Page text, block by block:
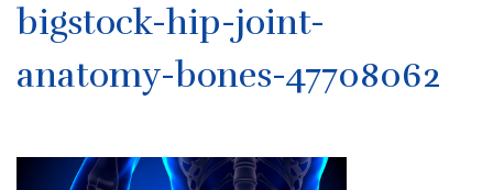
bigstock-hip-joint-
anatomy-bones-47708062